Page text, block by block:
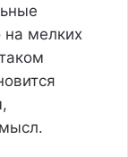
на мелких